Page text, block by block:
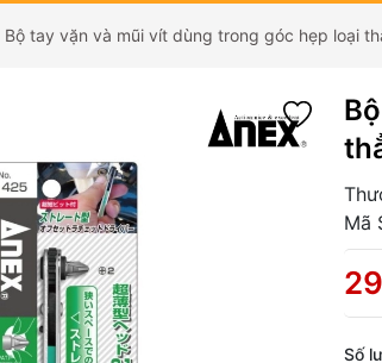
Bộ tay vặn và mũi vít dùng trong góc hẹp loại
Mã
Số